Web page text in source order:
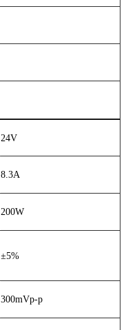
24V
8.3A
200W
±5%
300mVp-p